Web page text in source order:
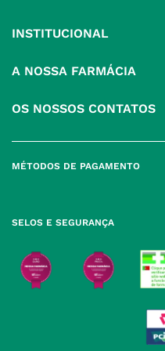
INSTITUCIONAL
Produtos Favoritos
A NOSSA FARMÁCIA
OS NOSSOS CONTATOS
MÉTODOS DE PAGAMENTO
SELOS E SEGURANÇA